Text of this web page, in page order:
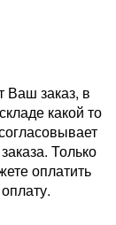
Ваш заказ, в
какой то
Только
оплатить